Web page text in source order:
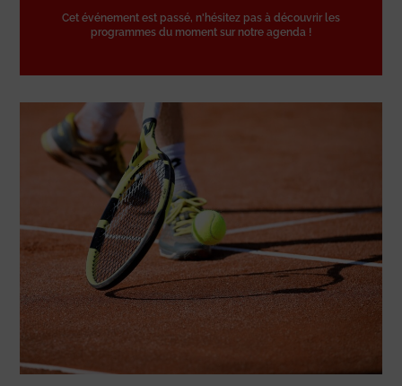
Cet événement est passé, n'hésitez pas à découvrir les
programmes du moment sur notre agenda !